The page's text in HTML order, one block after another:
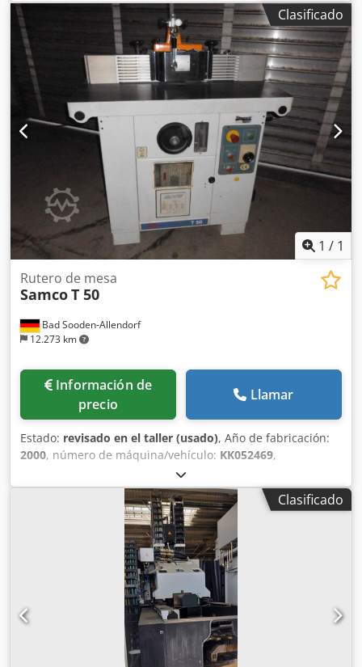
de sujeción, tipo: Y-1550 RE. Venta por separado o en
conjunto. Cjdpfx Aozlcc Njhcerf
Clasificado
1 / 1
Bad Sooden-Allendorf
12.273 km
Rutero de mesa
SamcoT 50
Información de
precio
Llamar
Estado: revisado en el taller (usado), Año de fabricación:
2000, número de máquina/vehículo: KK052469,
totalmente funcional
380 V, 4 kW Dimensiones de la mesa: 1070 x 620 mm
Inclinación mediante manivela, 45° Ajuste de altura
mediante manivela Sentido de giro: derecha/izquierda
Freno de motor Enchufe para dispositivo de avance
Protectores para fresadoras manuales Diámetro del eje: 30
mm Guía Aigner Conexión para aspiración: 2 x 120 mm
Crodpeiinm Hefx Ahcjf Velocidades de giro:
1400/3500/6000/8000 rpm Manual de instrucciones
Clasificado